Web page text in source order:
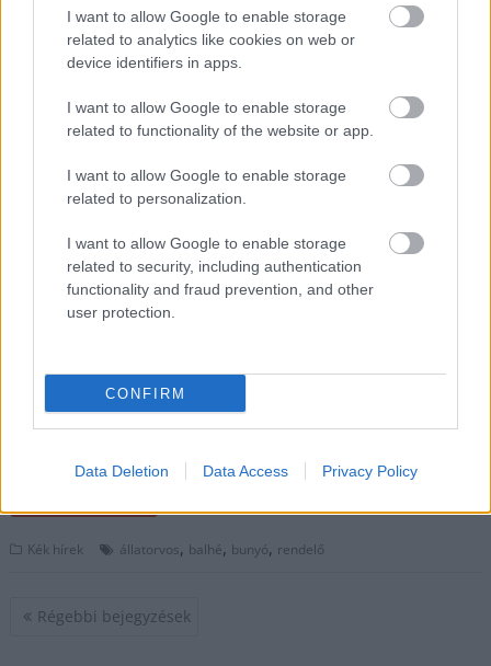
I want to allow Google to enable storage
related to analytics like cookies on web or
device identifiers in apps.
I want to allow Google to enable storage
related to functionality of the website or app.
I want to allow Google to enable storage
related to personalization.
I want to allow Google to enable storage
related to security, including authentication
functionality and fraud prevention, and other
user protection.
CONFIRM
Data Deletion Data Access Privacy Policy
Döbbenetes történet,
máshogy emlékszik a
három érintett fél. A
sértődött gazdi a
földhöz vágta a
nem volt képes a megbeszélt időpontra odaérni. Innentől
pedig már csak az erőszak maradt. Burleszk filmbe illő
jelenetsor játszódott le egy VIII. kerületi állatorvosi
rendelőben. A főszereplők: az állatorvos, az asszisztensnője,
élet írta történet vége senki számára sem happy end, a
legrosszabbul azonban Turbó járt, kitört tejfoggal távozott a
Kék hírek állatorvos, balhé, bunyó, rendelő
Bejegyzés
Régebbi bejegyzések